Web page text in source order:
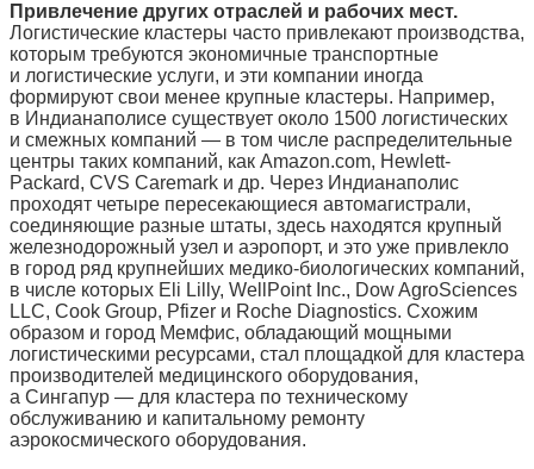
Привлечение других отраслей и рабочих мест.
Логистические кластеры часто привлекают производства,
которым требуются экономичные транспортные
и логистические услуги, и эти компании иногда
формируют свои менее крупные кластеры. Например,
в Индианаполисе существует около 1500 логистических
и смежных компаний — в том числе распределительные
центры таких компаний, как Amazon.com, Hewlett-
Packard, CVS Caremark и др. Через Индианаполис
проходят четыре пересекающиеся автомагистрали,
соединяющие разные штаты, здесь находятся крупный
железнодорожный узел и аэропорт, и это уже привлекло
в город ряд крупнейших медико-биологических компаний,
в числе которых Eli Lilly, WellPoint Inc., Dow AgroSciences
LLC, Cook Group, Pfizer и Roche Diagnostics. Схожим
образом и город Мемфис, обладающий мощными
логистическими ресурсами, стал площадкой для кластера
производителей медицинского оборудования,
а Сингапур — для кластера по техническому
обслуживанию и капитальному ремонту
аэрокосмического оборудования.